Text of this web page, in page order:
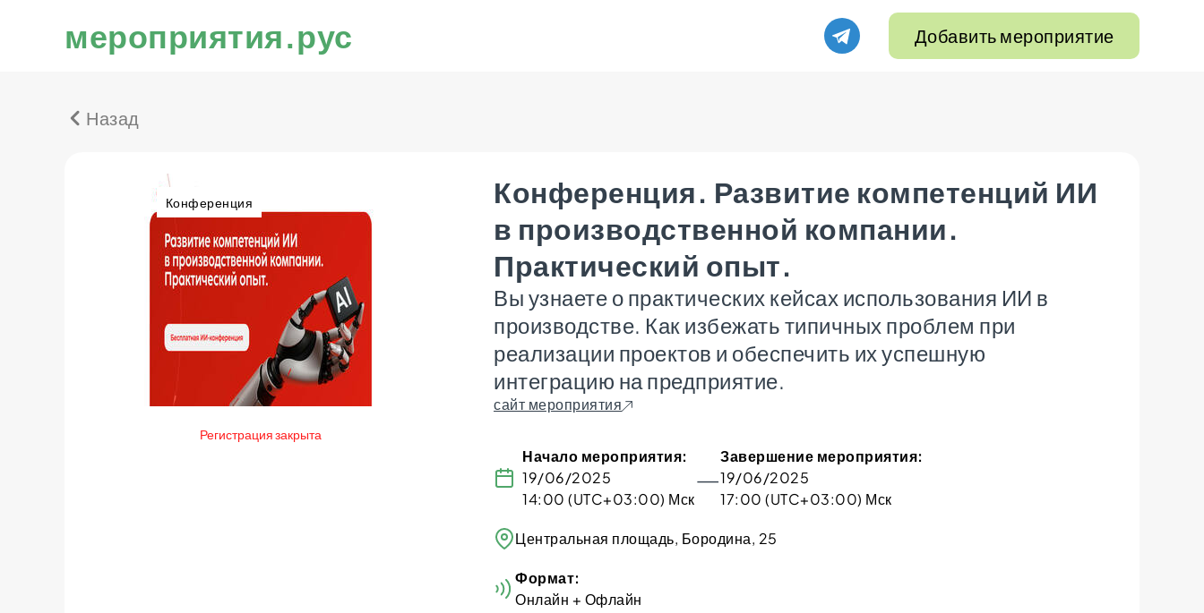
мероприятия.рус Добавить мероприятие
Назад
Конференция
Регистрация закрыта
Конференция. Развитие компетенций ИИ
в производственной компании.
Практический опыт.
Вы узнаете о практических кейсах использования ИИ в
производстве. Как избежать типичных проблем при
реализации проектов и обеспечить их успешную
интеграцию на предприятие.
сайт мероприятия
Начало мероприятия:
19/06/2025
14:00 (UTC+03:00) Мск
—
Завершение мероприятия:
19/06/2025
17:00 (UTC+03:00) Мск
​Центральная площадь, Бородина, 25
Формат:
Онлайн + Офлайн